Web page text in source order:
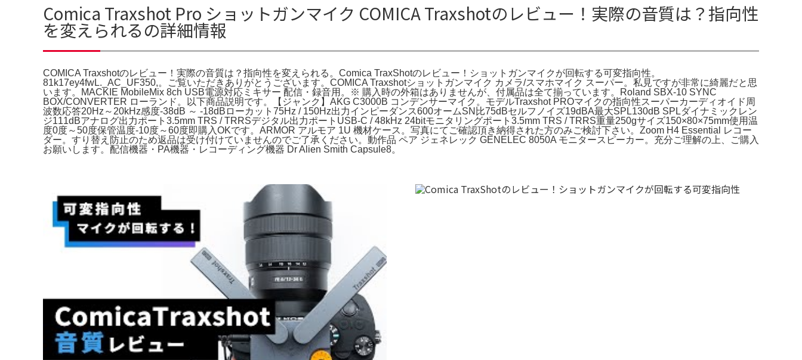
Comica Traxshot Pro ショットガンマイク COMICA Traxshotのレビュー！実際の音質は？指向性
を変えられるの詳細情報
COMICA Traxshotのレビュー！実際の音質は？指向性を変えられる。Comica TraxShotのレビュー！ショットガンマイクが回転する可変指向性。
81k17ey4fwL._AC_UF350,。ご覧いただきありがとうございます。COMICA Traxshotショットガンマイク カメラ/スマホマイク スーパー。私見ですが非常に綺麗だと思
います。MACKIE MobileMix 8ch USB電源対応ミキサー 配信・録音用。※ 購入時の外箱はありませんが、付属品は全て揃っています。Roland SBX-10 SYNC
BOX/CONVERTER ローランド。以下商品説明です。【ジャンク】AKG C3000B コンデンサーマイク。モデルTraxshot PROマイクの指向性スーパーカーディオイド周
波数応答20Hz～20kHz感度-38dB ～ -18dBローカット75Hz / 150Hz出力インピーダンス600オームSN比75dBセルフノイズ19dBA最大SPL130dB SPLダイナミックレン
ジ111dBアナログ出力ポート3.5mm TRS / TRRSデジタル出力ポートUSB-C / 48kHz 24bitモニタリングポート3.5mm TRS / TRRS重量250gサイズ150×80×75mm使用温
度0度～50度保管温度-10度～60度即購入OKです。ARMOR アルモア 1U 機材ケース。写真にてご確認頂き納得された方のみご検討下さい。Zoom H4 Essential レコー
ダー。すり替え防止のため返品は受け付けていませんのでご了承ください。動作品 ペア ジェネレック GENELEC 8050A モニタースピーカー。充分ご理解の上、ご購入
お願いします。配信機器・PA機器・レコーディング機器 Dr Alien Smith Capsule8。